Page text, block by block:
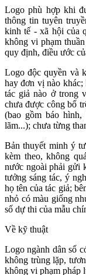
Logo phù hợp khi
thông tin tuyên
kinh tế - xã hội của
không vi phạm
quy định, điều ước
Logo độc quyền và
hay đơn vị nào
tác giả nào ở trong
chưa được công bố
(bao gồm báo
lãm...); chưa từng
Bản thuyết minh ý
kèm theo, không
nước ngoài phải gửi
tưởng sáng tác, ý
họ tên của tác giả;
nhỏ có màu giống
số dự thi của mẫu
Về kỹ thuật
Logo ngành dân số
không trùng lặp,
không vi phạm pháp